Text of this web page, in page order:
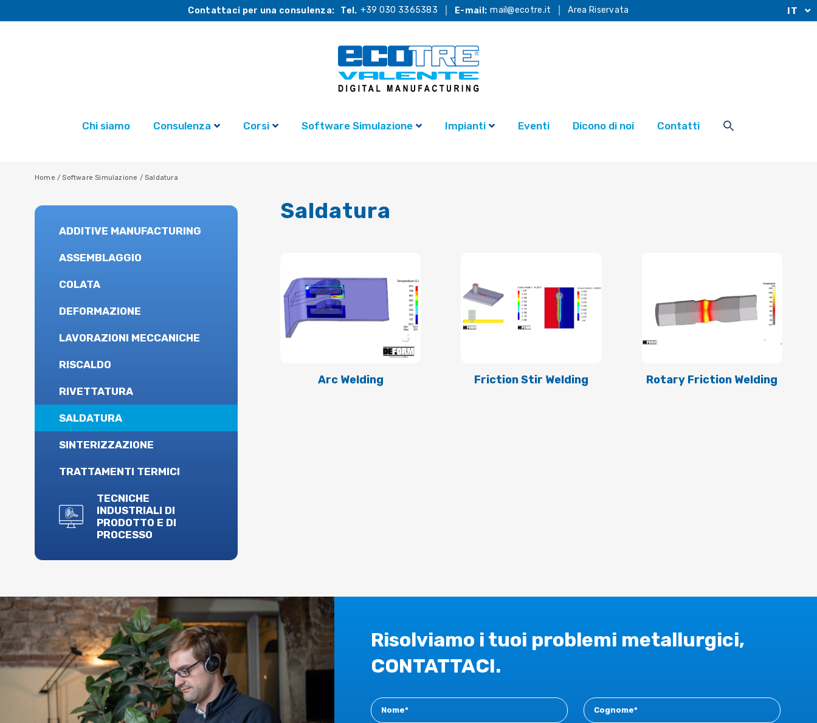
Contattaci per una consulenza: Tel. +39 030 3365383 E-mail: mail@ecotre.it Area Riservata IT
Chi siamo Consulenza Corsi Software Simulazione Impianti Eventi Dicono di noi Contatti
Home /Software Simulazione /Saldatura
ADDITIVE MANUFACTURING
ASSEMBLAGGIO
COLATA
DEFORMAZIONE
LAVORAZIONI MECCANICHE
RISCALDO
RIVETTATURA
SALDATURA
SINTERIZZAZIONE
TRATTAMENTI TERMICI
TECNICHE
INDUSTRIALI DI
PRODOTTO E DI
PROCESSO
Saldatura
Arc Welding Friction Stir Welding Rotary Friction Welding
Risolviamo i tuoi problemi metallurgici,
CONTATTACI.
Contact
New